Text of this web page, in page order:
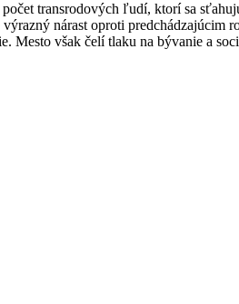
transrodových ľudí, ktorí sa
nárast oproti predchádzajúcim
Mesto však čelí tlaku na bývanie a